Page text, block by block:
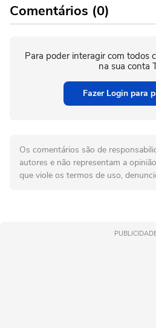
Comentários (0)
Para poder interagir com todos
na sua conta
Fazer Login para
Os comentários são de
autores e não representam a
que viole os termos de uso,